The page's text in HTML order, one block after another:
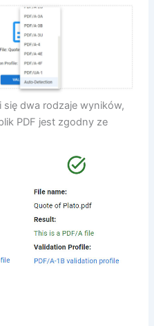
się dwa rodzaje wyników,
PDF jest zgodny ze